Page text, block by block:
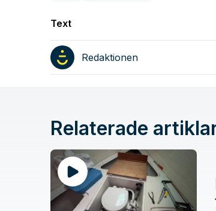
Text
Redaktionen
Relaterade